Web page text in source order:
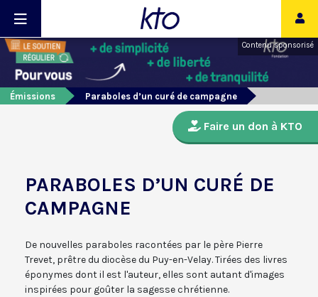
Contenu sponsorisé
Émissions Paraboles d’un curé de campagne
Faire un don à KTO
PARABOLES D’UN CURÉ DE
CAMPAGNE
De nouvelles paraboles racontées par le père Pierre
Trevet, prêtre du diocèse du Puy-en-Velay. Tirées des livres
éponymes dont il est l'auteur, elles sont autant d'images
inspirées pour goûter la sagesse chrétienne.